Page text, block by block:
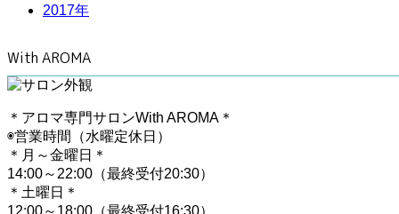
2017年
With AROMA
＊アロマ専門サロンWith AROMA＊
◉営業時間（水曜定休日）
＊月～金曜日＊
14:00～22:00（最終受付20:30）
＊土曜日＊